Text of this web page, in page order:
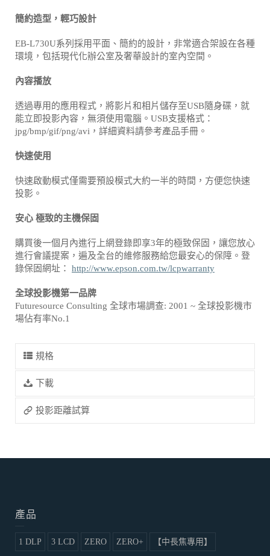
簡約造型，輕巧設計
EB-L730U系列採用平面、簡約的設計，非常適合架設在各種
環境，包括現代化辦公室及奢華設計的室內空間。
內容播放
透過專用的應用程式，將影片和相片儲存至USB隨身碟，就
能立即投影內容，無須使用電腦。USB支援格式：
jpg/bmp/gif/png/avi，詳細資料請參考產品手冊。
快速使用
快速啟動模式僅需要預設模式大約一半的時間，方便您快速
投影。
安心 極致的主機保固
購買後一個月內進行上網登錄即享3年的極致保固，讓您放心
進行會議提案，遍及全台的維修服務給您最安心的保障。登
錄保固網址： http://www.epson.com.tw/lcpwarranty
全球投影機第一品牌
Futuresource Consulting 全球市場調查: 2001 ~ 全球投影機市
場佔有率No.1
規格
下載
投影距離試算
產品
1 DLP 3 LCD ZERO ZERO+ 【中長焦專用】